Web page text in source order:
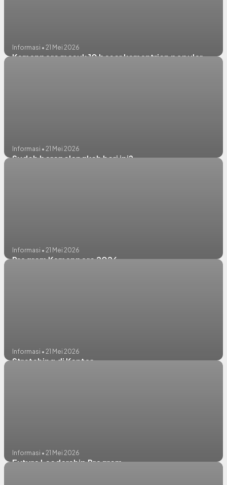
Informasi • 21 Mei 2026
Kemenpora masuk 10 besar kementrian populer
Informasi • 21 Mei 2026
Sudah berapalangkah hari ini?
Informasi • 21 Mei 2026
Program Kemenpora 2026
Informasi • 21 Mei 2026
Stretching di Kantor
Informasi • 21 Mei 2026
Future Leadership Program